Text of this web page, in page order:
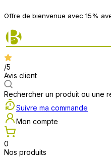
Offre de bienvenue avec 15%
/5
Avis client
Rechercher un produit ou une
Suivre ma commande
Mon compte
0
Nos produits